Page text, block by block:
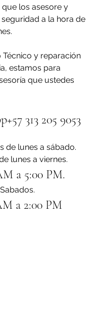
los asesore y
a la hora de
Técnico y reparación
estamos para
que ustedes
313 205 9053
de lunes a sábado.
lunes a viernes.
a 5:00 PM.
Sabados.
a 2:00 PM